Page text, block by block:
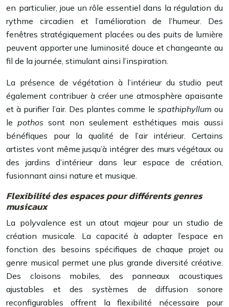
en particulier, joue un rôle essentiel dans la régulation du
rythme circadien et l’amélioration de l’humeur. Des
fenêtres stratégiquement placées ou des puits de lumière
peuvent apporter une luminosité douce et changeante au
fil de la journée, stimulant ainsi l’inspiration.
La présence de végétation à l’intérieur du studio peut
également contribuer à créer une atmosphère apaisante
et à purifier l’air. Des plantes comme le spathiphyllumou
le pothos sont non seulement esthétiques mais aussi
bénéfiques pour la qualité de l’air intérieur. Certains
artistes vont même jusqu’à intégrer des murs végétaux ou
des jardins d’intérieur dans leur espace de création,
fusionnant ainsi nature et musique.
Flexibilité des espaces pour différents genres
musicaux
La polyvalence est un atout majeur pour un studio de
création musicale. La capacité à adapter l’espace en
fonction des besoins spécifiques de chaque projet ou
genre musical permet une plus grande diversité créative.
Des cloisons mobiles, des panneaux acoustiques
ajustables et des systèmes de diffusion sonore
reconfigurables offrent la flexibilité nécessaire pour